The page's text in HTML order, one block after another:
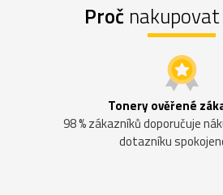
Proč
Tonery ověřené
98 % zákazníků doporučuje
dotazníku